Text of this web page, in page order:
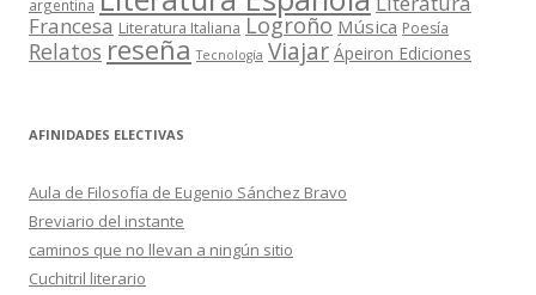
argentina
Francesa Literatura Italiana Logroño Música Poesía
Relatos reseña Tecnología Viajar Ápeiron Ediciones
AFINIDADES ELECTIVAS
Aula de Filosofía de Eugenio Sánchez Bravo
Breviario del instante
caminos que no llevan a ningún sitio
Cuchitril literario